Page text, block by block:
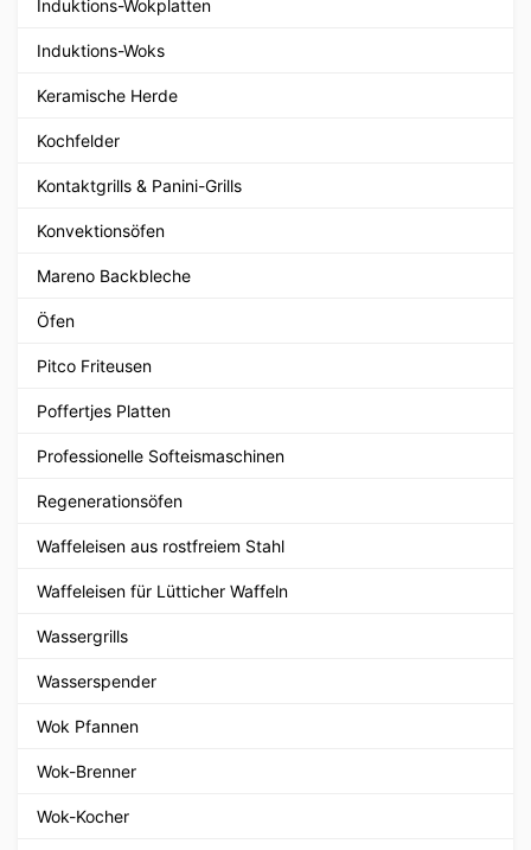
Induktions-Wokplatten
Induktions-Woks
Keramische Herde
Kochfelder
Kontaktgrills & Panini-Grills
Konvektionsöfen
Mareno Backbleche
Öfen
Pitco Friteusen
Poffertjes Platten
Professionelle Softeismaschinen
Regenerationsöfen
Waffeleisen aus rostfreiem Stahl
Waffeleisen für Lütticher Waffeln
Wassergrills
Wasserspender
Wok Pfannen
Wok-Brenner
Wok-Kocher